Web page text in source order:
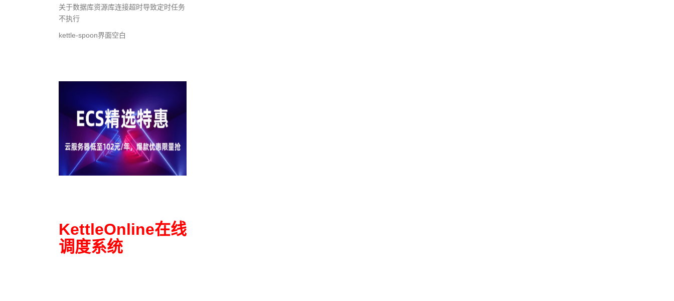
关于数据库资源库连接超时导致定时任务
不执行
kettle-spoon界面空白
KettleOnline在线
调度系统